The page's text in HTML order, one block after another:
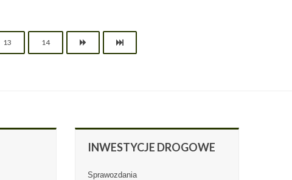
13 14
INWESTYCJE DROGOWE
Sprawozdania